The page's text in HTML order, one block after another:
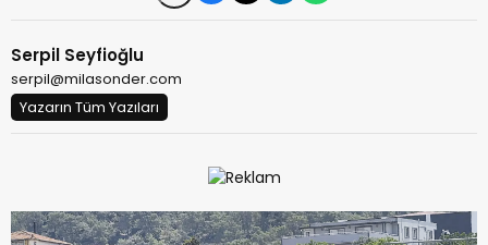
Serpil Seyfioğlu
serpil@milasonder.com
Yazarın Tüm Yazıları